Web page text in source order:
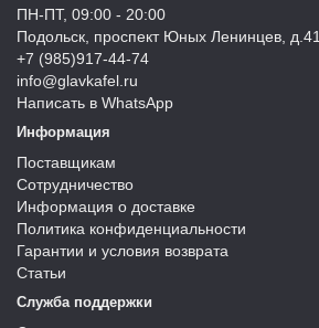
ПН-ПТ, 09:00 - 20:00
Подольск, проспект Юных Ленинцев, д.41
+7 (985)917-44-74
info@glavkafel.ru
Написать в WhatsApp
Информация
Поставщикам
Сотрудничество
Информация о доставке
Политика конфиденциальности
Гарантии и условия возврата
Статьи
Служба поддержки